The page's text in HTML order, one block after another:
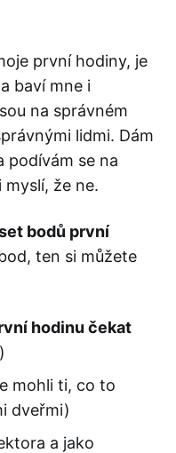
první hodiny, je
baví mne i
na správném
lidmi. Dám
podívám se na
že ne.
bodů první
ten si můžete
hodinu čekat
mohli ti, co to
dveřmi)
a jako